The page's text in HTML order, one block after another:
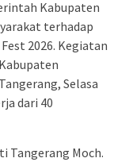
Kabupaten
terhadap
2026. Kegiatan
Selasa
dari 40
Tangerang Moch.